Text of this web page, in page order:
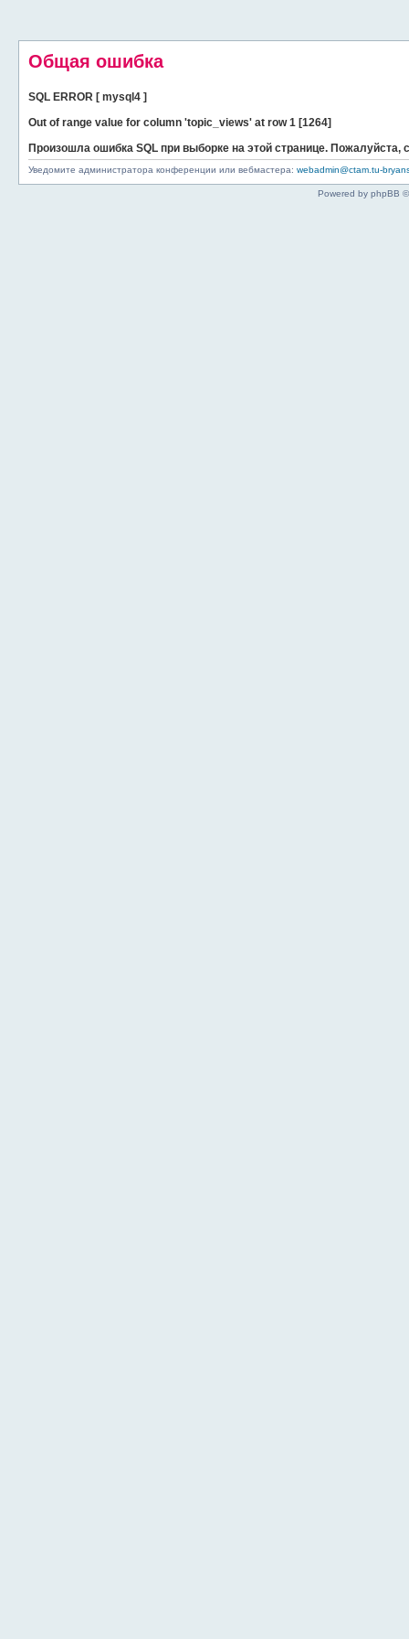
Общая ошибка
SQL ERROR [ mysql4 ]
Out of range value for column 'topic_views' at row 1 [1264]
Произошла ошибка SQL при выборке на этой странице. Пожалуйста,
Уведомите администратора конференции или вебмастера: webadmin@ctam.tu-
Powered by phpBB